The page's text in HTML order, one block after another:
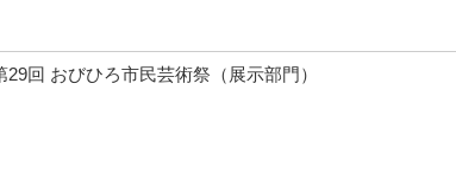
29回 おびひろ市民芸術祭（展示部門）